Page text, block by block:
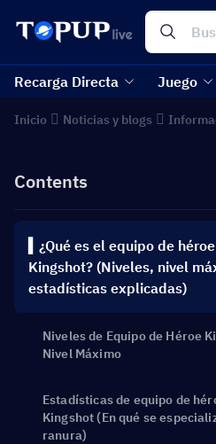
Recarga Directa Juego
Inicio Noticias y blogs
Contents
▍¿Qué es el equipo de
Kingshot? (Niveles, nivel
estadísticas explicadas)
Niveles de Equipo de Héroe
Nivel Máximo
Estadísticas de equipo de
Kingshot (En qué se
ranura)